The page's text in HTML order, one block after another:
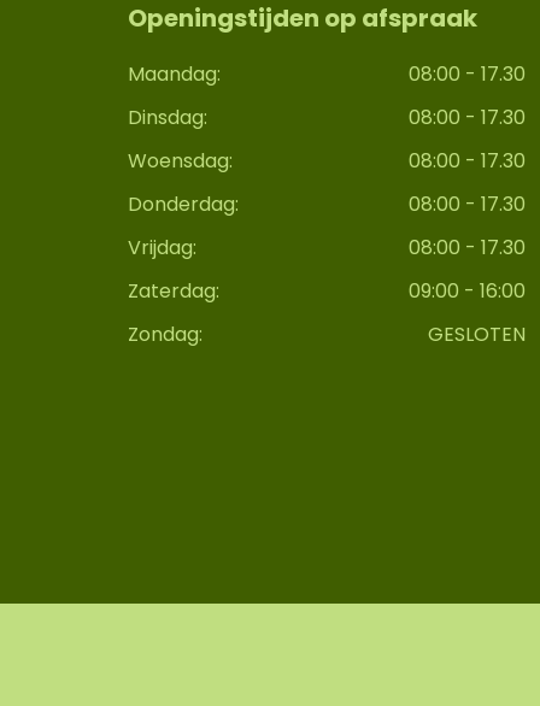
Openingstijden op afspraak
Maandag:
08:00 - 17.30
Dinsdag:
08:00 - 17.30
Woensdag:
08:00 - 17.30
Donderdag:
08:00 - 17.30
Vrijdag:
08:00 - 17.30
Zaterdag:
09:00 - 16:00
Zondag:
GESLOTEN